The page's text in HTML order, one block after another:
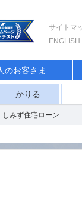
サイトマ
ENGLISH
のお客さま
かりる
しみず住宅ローン